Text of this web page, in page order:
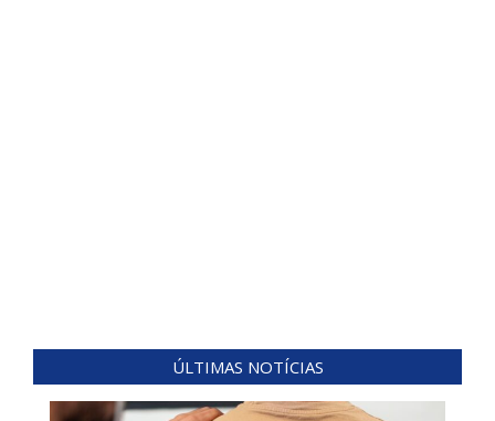
ÚLTIMAS NOTÍCIAS